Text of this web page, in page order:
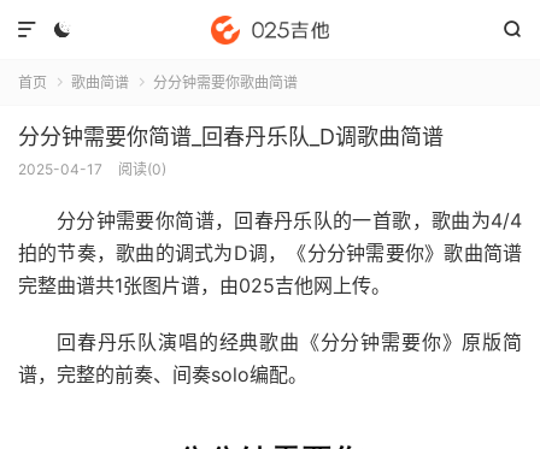
 

首页  歌曲简谱  分分钟需要你歌曲简谱
分分钟需要你简谱_回春丹乐队_D调歌曲简谱
2025-04-17 阅读(0)
分分钟需要你简谱，回春丹乐队的一首歌，歌曲为4/4
拍的节奏，歌曲的调式为D调，《分分钟需要你》歌曲简谱
完整曲谱共1张图片谱，由025吉他网上传。
回春丹乐队演唱的经典歌曲《分分钟需要你》原版简
谱，完整的前奏、间奏solo编配。